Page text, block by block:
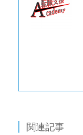
関連記事